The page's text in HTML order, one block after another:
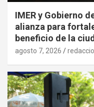
IMER y Gobierno
alianza para
beneficio de la
agosto 7, 2026